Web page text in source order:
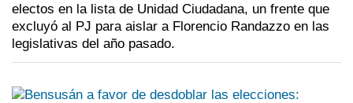
electos en la lista de Unidad Ciudadana, un frente que
excluyó al PJ para aislar a Florencio Randazzo en las
legislativas del año pasado.